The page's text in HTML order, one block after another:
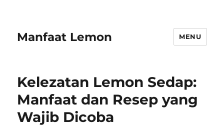
Manfaat Lemon MENU
Kelezatan Lemon Sedap:
Manfaat dan Resep yang
Wajib Dicoba